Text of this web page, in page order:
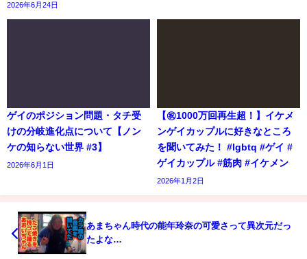
2026年6月24日
ゲイのポジション問題・タチ受
けの分岐進化点について【ノン
ケの知らない世界 #3】
2026年6月1日
【㊗️1000万回再生超！】イケメ
ンゲイカップルに好きなところ
を聞いてみた！ #lgbtq #ゲイ #
ゲイカップル #筋肉 #イケメン
2026年1月2日
あまちゃん時代の能年玲奈の可愛さって異次元だっ
たよな…